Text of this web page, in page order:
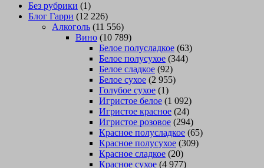
Без рубрики (1)
Блог Гарри (12 226)
Алкоголь (11 556)
Вино (10 789)
Белое полусладкое (63)
Белое полусухое (344)
Белое сладкое (92)
Белое сухое (2 955)
Голубое сухое (1)
Игристое белое (1 092)
Игристое красное (24)
Игристое розовое (294)
Красное полусладкое (65)
Красное полусухое (309)
Красное сладкое (20)
Красное сухое (4 977)